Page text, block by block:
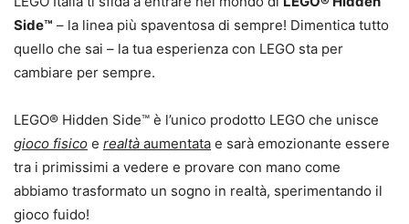
Side™ – la linea più spaventosa di sempre! Dimentica tutto
quello che sai – la tua esperienza con LEGO sta per
cambiare per sempre.
LEGO® Hidden Side™ è l’unico prodotto LEGO che unisce
gioco fisico e realtà aumentata e sarà emozionante essere
tra i primissimi a vedere e provare con mano come
abbiamo trasformato un sogno in realtà, sperimentando il
gioco fuido!